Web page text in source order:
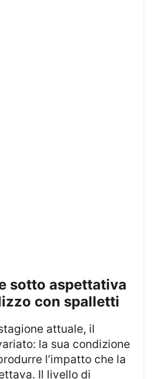
con spalletti
la sua condizione
l’impatto che la
Il livello di